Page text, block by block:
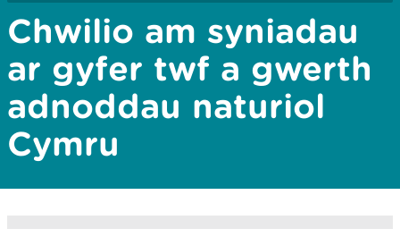
Chwilio am syniadau
ar gyfer twf a gwerth
adnoddau naturiol
Cymru